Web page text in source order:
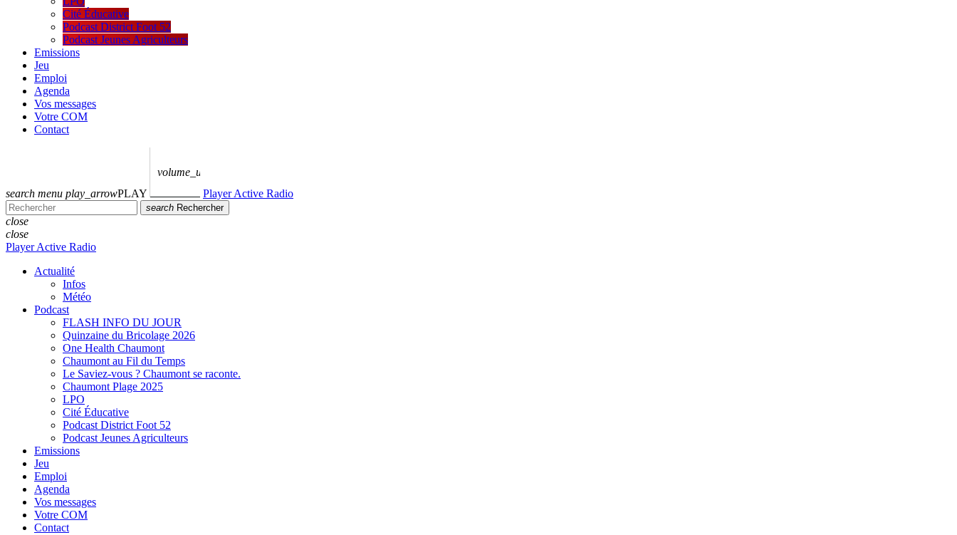
Cité Éducative
Podcast District Foot 52
Podcast Jeunes Agriculteurs
Emissions
Jeu
Emploi
Agenda
Vos messages
Votre COM
Contact
search menu play_arrowPLAY
volume_up
Player Active Radio
search Rechercher
close
close
Player Active Radio
Actualité
Infos
Météo
Podcast
FLASH INFO DU JOUR
Quinzaine du Bricolage 2026
One Health Chaumont
Chaumont au Fil du Temps
Le Saviez-vous ? Chaumont se raconte.
Chaumont Plage 2025
LPO
Cité Éducative
Podcast District Foot 52
Podcast Jeunes Agriculteurs
Emissions
Jeu
Emploi
Agenda
Vos messages
Votre COM
Contact